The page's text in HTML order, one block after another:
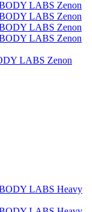
LABS Zenon